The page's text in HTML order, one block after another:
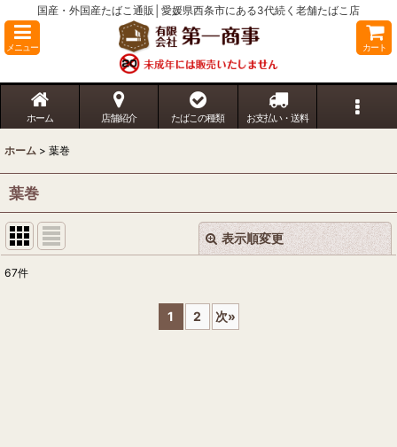
国産・外国産たばこ通販│愛媛県西条市にある3代続く老舗たばこ店
メニュー カート
ホーム 店舗紹介 たばこの種類 お支払い・送料
ホーム > 葉巻
葉巻
表示順変更 閉じる
67件
1 2 次»